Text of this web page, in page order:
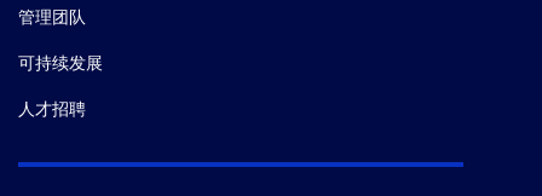
管理团队
可持续发展
人才招聘